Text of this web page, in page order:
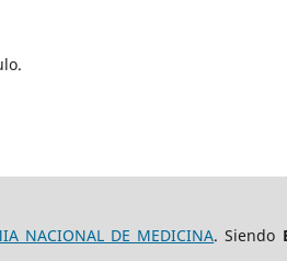
NACIONAL DE MEDICINA. Siendo